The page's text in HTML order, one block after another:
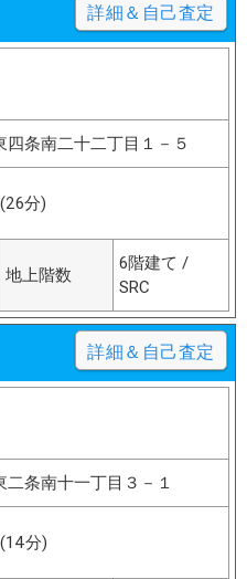
詳細＆自己査定
四条南二十二丁目１－５
分)
地上階数
6階建て /
SRC
詳細＆自己査定
条南十一丁目３－１
分)